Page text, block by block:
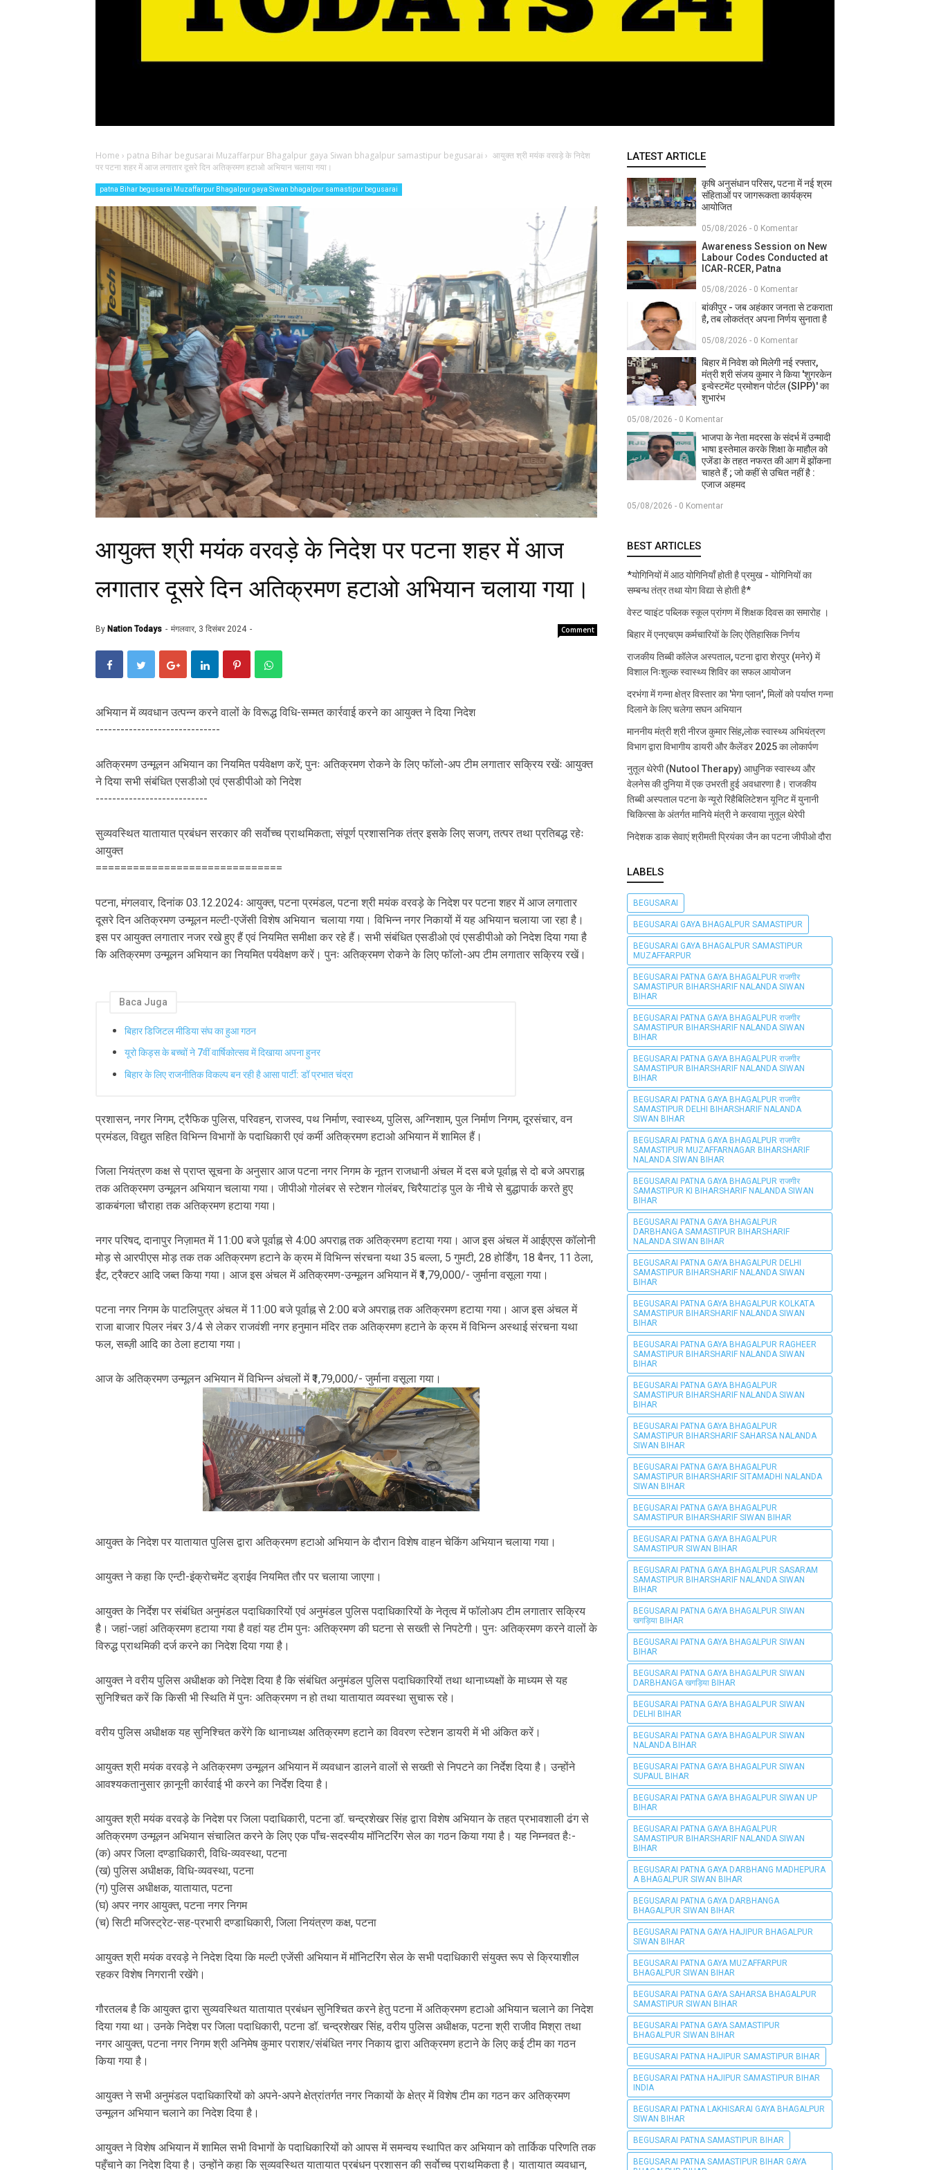
Home › patna Bihar begusarai Muzaffarpur Bhagalpur gaya Siwan bhagalpur samastipur begusarai › आयुक्त श्री मयंक वरवड़े के निदेश
पर पटना शहर में आज लगातार दूसरे दिन अतिक्रमण हटाओ अभियान चलाया गया।
patna Bihar begusarai Muzaffarpur Bhagalpur gaya Siwan bhagalpur samastipur begusarai
आयुक्त श्री मयंक वरवड़े के निदेश पर पटना शहर में आज
लगातार दूसरे दिन अतिक्रमण हटाओ अभियान चलाया गया।
By Nation Todays मंगलवार, 3 दिसंबर 2024 Comment
अभियान में व्यवधान उत्पन्न करने वालों के विरूद्ध विधि-सम्मत कार्रवाई करने का आयुक्त ने दिया निदेश
------------------------------
अतिक्रमण उन्मूलन अभियान का नियमित पर्यवेक्षण करें; पुनः अतिक्रमण रोकने के लिए फॉलो-अप टीम लगातार सक्रिय रखेंः आयुक्त
ने दिया सभी संबंधित एसडीओ एवं एसडीपीओ को निदेश
---------------------------
सुव्यवस्थित यातायात प्रबंधन सरकार की सर्वाेच्च प्राथमिकता; संपूर्ण प्रशासनिक तंत्र इसके लिए सजग, तत्पर तथा प्रतिबद्ध रहेः
आयुक्त
==============================
पटना, मंगलवार, दिनांक 03.12.2024ः आयुक्त, पटना प्रमंडल, पटना श्री मयंक वरवड़े के निदेश पर पटना शहर में आज लगातार
दूसरे दिन अतिक्रमण उन्मूलन मल्टी-एजेंसी विशेष अभियान चलाया गया। विभिन्न नगर निकायों में यह अभियान चलाया जा रहा है।
इस पर आयुक्त लगातार नजर रखे हुए हैं एवं नियमित समीक्षा कर रहे हैं। सभी संबंधित एसडीओ एवं एसडीपीओ को निदेश दिया गया है
कि अतिक्रमण उन्मूलन अभियान का नियमित पर्यवेक्षण करें। पुनः अतिक्रमण रोकने के लिए फॉलो-अप टीम लगातार सक्रिय रखें।
Baca Juga
बिहार डिजिटल मीडिया संघ का हुआ गठन
यूरो किड्स के बच्चों ने 7वीं वार्षिकोत्सव में दिखाया अपना हुनर
बिहार के लिए राजनीतिक विकल्प बन रही है आसा पार्टी: डॉ प्रभात चंद्रा
प्रशासन, नगर निगम, ट्रैफिक पुलिस, परिवहन, राजस्व, पथ निर्माण, स्वास्थ्य, पुलिस, अग्निशाम, पुल निर्माण निगम, दूरसंचार, वन
प्रमंडल, विद्युत सहित विभिन्न विभागों के पदाधिकारी एवं कर्मी अतिक्रमण हटाओ अभियान में शामिल हैं।
जिला नियंत्रण कक्ष से प्राप्त सूचना के अनुसार आज पटना नगर निगम के नूतन राजधानी अंचल में दस बजे पूर्वाह्न से दो बजे अपराह्न
तक अतिक्रमण उन्मूलन अभियान चलाया गया। जीपीओ गोलंबर से स्टेशन गोलंबर, चिरैयाटांड़ पुल के नीचे से बुद्धापार्क करते हुए
डाकबंगला चौराहा तक अतिक्रमण हटाया गया।
नगर परिषद, दानापुर निज़ामत में 11:00 बजे पूर्वाह्न से 4:00 अपराह्न तक अतिक्रमण हटाया गया। आज इस अंचल में आईएएस कॉलोनी
मोड़ से आरपीएस मोड़ तक तक अतिक्रमण हटाने के क्रम में विभिन्न संरचना यथा 35 बल्ला, 5 गुमटी, 28 होर्डिंग, 18 बैनर, 11 ठेला,
ईंट, ट्रैक्टर आदि जब्त किया गया। आज इस अंचल में अतिक्रमण-उन्मूलन अभियान में ₹1,79,000/- जुर्माना वसूला गया।
पटना नगर निगम के पाटलिपुत्र अंचल में 11:00 बजे पूर्वाह्न से 2:00 बजे अपराह्न तक अतिक्रमण हटाया गया। आज इस अंचल में
राजा बाजार पिलर नंबर 3/4 से लेकर राजवंशी नगर हनुमान मंदिर तक अतिक्रमण हटाने के क्रम में विभिन्न अस्थाई संरचना यथा
फल, सब्ज़ी आदि का ठेला हटाया गया।
आज के अतिक्रमण उन्मूलन अभियान में विभिन्न अंचलों में ₹1,79,000/- जुर्माना वसूला गया।
आयुक्त के निदेश पर यातायात पुलिस द्वारा अतिक्रमण हटाओ अभियान के दौरान विशेष वाहन चेकिंग अभियान चलाया गया।
आयुक्त ने कहा कि एन्टी-इंक्रोचमेंट ड्राईव नियमित तौर पर चलाया जाएगा।
आयुक्त के निर्देश पर संबंधित अनुमंडल पदाधिकारियों एवं अनुमंडल पुलिस पदाधिकारियों के नेतृत्व में फॉलोअप टीम लगातार सक्रिय
है। जहां-जहां अतिक्रमण हटाया गया है वहां यह टीम पुनः अतिक्रमण की घटना से सख्ती से निपटेगी। पुनः अतिक्रमण करने वालों के
विरुद्ध प्राथमिकी दर्ज करने का निदेश दिया गया है।
आयुक्त ने वरीय पुलिस अधीक्षक को निदेश दिया है कि संबंधित अनुमंडल पुलिस पदाधिकारियों तथा थानाध्यक्षों के माध्यम से यह
सुनिश्चित करें कि किसी भी स्थिति में पुनः अतिक्रमण न हो तथा यातायात व्यवस्था सुचारू रहे।
वरीय पुलिस अधीक्षक यह सुनिश्चित करेंगे कि थानाध्यक्ष अतिक्रमण हटाने का विवरण स्टेशन डायरी में भी अंकित करें।
आयुक्त श्री मयंक वरवड़े ने अतिक्रमण उन्मूलन अभियान में व्यवधान डालने वालों से सख्ती से निपटने का निर्देश दिया है। उन्होंने
आवश्यकतानुसार क़ानूनी कार्रवाई भी करने का निर्देश दिया है।
आयुक्त श्री मयंक वरवड़े के निदेश पर जिला पदाधिकारी, पटना डॉ. चन्द्रशेखर सिंह द्वारा विशेष अभियान के तहत प्रभावशाली ढंग से
अतिक्रमण उन्मूलन अभियान संचालित करने के लिए एक पाँच-सदस्यीय मॉनिटरिंग सेल का गठन किया गया है। यह निम्नवत हैः-
(क) अपर जिला दण्डाधिकारी, विधि-व्यवस्था, पटना
(ख) पुलिस अधीक्षक, विधि-व्यवस्था, पटना
(ग) पुलिस अधीक्षक, यातायात, पटना
(घ) अपर नगर आयुक्त, पटना नगर निगम
(च) सिटी मजिस्ट्रेट-सह-प्रभारी दण्डाधिकारी, जिला नियंत्रण कक्ष, पटना
आयुक्त श्री मयंक वरवड़े ने निदेश दिया कि मल्टी एजेंसी अभियान में मॉनिटरिंग सेल के सभी पदाधिकारी संयुक्त रूप से क्रियाशील
रहकर विशेष निगरानी रखेंगे।
गौरतलब है कि आयुक्त द्वारा सुव्यवस्थित यातायात प्रबंधन सुनिश्चित करने हेतु पटना में अतिक्रमण हटाओ अभियान चलाने का निदेश
दिया गया था। उनके निदेश पर जिला पदाधिकारी, पटना डॉ. चन्द्रशेखर सिंह, वरीय पुलिस अधीक्षक, पटना श्री राजीव मिश्रा तथा
नगर आयुक्त, पटना नगर निगम श्री अनिमेष कुमार पराशर/संबंधित नगर निकाय द्वारा अतिक्रमण हटाने के लिए कई टीम का गठन
किया गया है।
आयुक्त ने सभी अनुमंडल पदाधिकारियों को अपने-अपने क्षेत्रांतर्गत नगर निकायों के क्षेत्र में विशेष टीम का गठन कर अतिक्रमण
उन्मूलन अभियान चलाने का निदेश दिया है।
आयुक्त ने विशेष अभियान में शामिल सभी विभागों के पदाधिकारियों को आपस में समन्वय स्थापित कर अभियान को तार्किक परिणति तक
पहुँचाने का निदेश दिया है। उन्होंने कहा कि सुव्यवस्थित यातायात प्रबंधन प्रशासन की सर्वाेच्च प्राथमिकता है। यातायात व्यवधान,
LATEST ARTICLE
कृषि अनुसंधान परिसर, पटना में नई श्रम
संहिताओं पर जागरूकता कार्यक्रम
आयोजित
05/08/2026 - 0 Komentar
Awareness Session on New
Labour Codes Conducted at
ICAR-RCER, Patna
05/08/2026 - 0 Komentar
बांकीपुर - जब अहंकार जनता से टकराता
है, तब लोकतंत्र अपना निर्णय सुनाता है
05/08/2026 - 0 Komentar
बिहार में निवेश को मिलेगी नई रफ्तार,
मंत्री श्री संजय कुमार ने किया 'शुगरकेन
इन्वेस्टमेंट प्रमोशन पोर्टल (SIPP)' का
शुभारंभ
05/08/2026 - 0 Komentar
भाजपा के नेता मदरसा के संदर्भ में उन्मादी
भाषा इस्तेमाल करके शिक्षा के माहौल को
एजेंडा के तहत नफरत की आग में झोंकना
चाहते हैं ; जो कहीं से उचित नहीं है :
एजाज अहमद
05/08/2026 - 0 Komentar
BEST ARTICLES
*योगिनियों में आठ योगिनियाँ होती है प्रमुख - योगिनियों का
सम्बन्ध तंत्र तथा योग विद्या से होती है*
वेस्ट प्वाइंट पब्लिक स्कूल प्रांगण में शिक्षक दिवस का समारोह ।
बिहार में एनएचएम कर्मचारियों के लिए ऐतिहासिक निर्णय
राजकीय तिब्बी कॉलेज अस्पताल, पटना द्वारा शेरपुर (मनेर) में
विशाल निःशुल्क स्वास्थ्य शिविर का सफल आयोजन
दरभंगा में गन्ना क्षेत्र विस्तार का 'मेगा प्लान', मिलों को पर्याप्त गन्ना
दिलाने के लिए चलेगा सघन अभियान
माननीय मंत्री श्री नीरज कुमार सिंह,लोक स्वास्थ्य अभियंत्रण
विभाग द्वारा विभागीय डायरी और कैलेंडर 2025 का लोकार्पण
नुतूल थेरेपी (Nutool Therapy) आधुनिक स्वास्थ्य और
वेलनेस की दुनिया में एक उभरती हुई अवधारणा है। राजकीय
तिब्बी अस्पताल पटना के न्यूरो रिहैबिलिटेशन यूनिट में युनानी
चिकित्सा के अंतर्गत मानिये मंत्री ने करवाया नुतूल थेरेपी
निदेशक डाक सेवाएं श्रीमती प्रियंका जैन का पटना जीपीओ दौरा
LABELS
BEGUSARAI
BEGUSARAI GAYA BHAGALPUR SAMASTIPUR
BEGUSARAI GAYA BHAGALPUR SAMASTIPUR
MUZAFFARPUR
BEGUSARAI PATNA GAYA BHAGALPUR राजगीर
SAMASTIPUR BIHARSHARIF NALANDA SIWAN
BIHAR
BEGUSARAI PATNA GAYA BHAGALPUR राजगीर
SAMASTIPUR BIHARSHARIF NALANDA SIWAN
BIHAR
BEGUSARAI PATNA GAYA BHAGALPUR राजगीर
SAMASTIPUR BIHARSHARIF NALANDA SIWAN
BIHAR
BEGUSARAI PATNA GAYA BHAGALPUR राजगीर
SAMASTIPUR DELHI BIHARSHARIF NALANDA
SIWAN BIHAR
BEGUSARAI PATNA GAYA BHAGALPUR राजगीर
SAMASTIPUR MUZAFFARNAGAR BIHARSHARIF
NALANDA SIWAN BIHAR
BEGUSARAI PATNA GAYA BHAGALPUR राजगीर
SAMASTIPUR KI BIHARSHARIF NALANDA SIWAN
BIHAR
BEGUSARAI PATNA GAYA BHAGALPUR
DARBHANGA SAMASTIPUR BIHARSHARIF
NALANDA SIWAN BIHAR
BEGUSARAI PATNA GAYA BHAGALPUR DELHI
SAMASTIPUR BIHARSHARIF NALANDA SIWAN
BIHAR
BEGUSARAI PATNA GAYA BHAGALPUR KOLKATA
SAMASTIPUR BIHARSHARIF NALANDA SIWAN
BIHAR
BEGUSARAI PATNA GAYA BHAGALPUR RAGHEER
SAMASTIPUR BIHARSHARIF NALANDA SIWAN
BIHAR
BEGUSARAI PATNA GAYA BHAGALPUR
SAMASTIPUR BIHARSHARIF NALANDA SIWAN
BIHAR
BEGUSARAI PATNA GAYA BHAGALPUR
SAMASTIPUR BIHARSHARIF SAHARSA NALANDA
SIWAN BIHAR
BEGUSARAI PATNA GAYA BHAGALPUR
SAMASTIPUR BIHARSHARIF SITAMADHI NALANDA
SIWAN BIHAR
BEGUSARAI PATNA GAYA BHAGALPUR
SAMASTIPUR BIHARSHARIF SIWAN BIHAR
BEGUSARAI PATNA GAYA BHAGALPUR
SAMASTIPUR SIWAN BIHAR
BEGUSARAI PATNA GAYA BHAGALPUR SASARAM
SAMASTIPUR BIHARSHARIF NALANDA SIWAN
BIHAR
BEGUSARAI PATNA GAYA BHAGALPUR SIWAN
खगड़िया BIHAR
BEGUSARAI PATNA GAYA BHAGALPUR SIWAN
BIHAR
BEGUSARAI PATNA GAYA BHAGALPUR SIWAN
DARBHANGA खगड़िया BIHAR
BEGUSARAI PATNA GAYA BHAGALPUR SIWAN
DELHI BIHAR
BEGUSARAI PATNA GAYA BHAGALPUR SIWAN
NALANDA BIHAR
BEGUSARAI PATNA GAYA BHAGALPUR SIWAN
SUPAUL BIHAR
BEGUSARAI PATNA GAYA BHAGALPUR SIWAN UP
BIHAR
BEGUSARAI PATNA GAYA BHAGALPUR
SAMASTIPUR BIHARSHARIF NALANDA SIWAN
BIHAR
BEGUSARAI PATNA GAYA DARBHANG MADHEPURA
A BHAGALPUR SIWAN BIHAR
BEGUSARAI PATNA GAYA DARBHANGA
BHAGALPUR SIWAN BIHAR
BEGUSARAI PATNA GAYA HAJIPUR BHAGALPUR
SIWAN BIHAR
BEGUSARAI PATNA GAYA MUZAFFARPUR
BHAGALPUR SIWAN BIHAR
BEGUSARAI PATNA GAYA SAHARSA BHAGALPUR
SAMASTIPUR SIWAN BIHAR
BEGUSARAI PATNA GAYA SAMASTIPUR
BHAGALPUR SIWAN BIHAR
BEGUSARAI PATNA HAJIPUR SAMASTIPUR BIHAR
BEGUSARAI PATNA HAJIPUR SAMASTIPUR BIHAR
INDIA
BEGUSARAI PATNA LAKHISARAI GAYA BHAGALPUR
SIWAN BIHAR
BEGUSARAI PATNA SAMASTIPUR BIHAR
BEGUSARAI PATNA SAMASTIPUR BIHAR GAYA